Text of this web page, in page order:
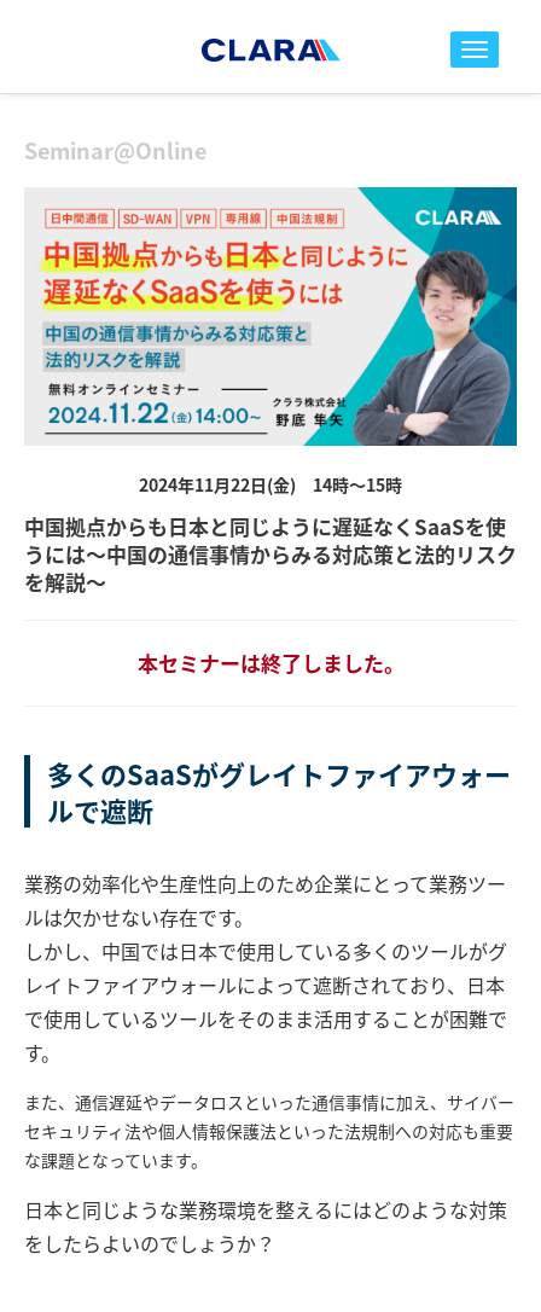
toggle
Seminar@Online
2024年11月22日(金) 14時～15時
中国拠点からも日本と同じように遅延なくSaaSを使
うには～中国の通信事情からみる対応策と法的リスク
を解説～
本セミナーは終了しました。
多くのSaaSがグレイトファイアウォー
ルで遮断
業務の効率化や生産性向上のため企業にとって業務ツー
ルは欠かせない存在です。
しかし、中国では日本で使用している多くのツールがグ
レイトファイアウォールによって遮断されており、日本
で使用しているツールをそのまま活用することが困難で
す。
また、通信遅延やデータロスといった通信事情に加え、サイバー
セキュリティ法や個人情報保護法といった法規制への対応も重要
な課題となっています。
日本と同じような業務環境を整えるにはどのような対策
をしたらよいのでしょうか？